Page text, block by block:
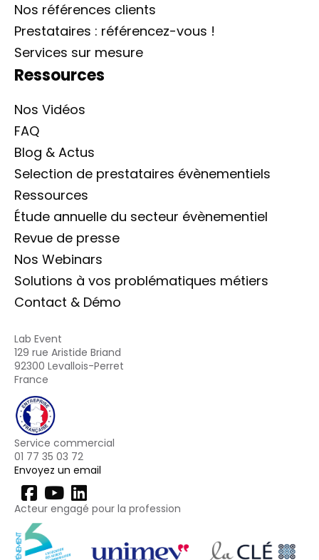
Nos références clients
Prestataires : référencez-vous !
Services sur mesure
Ressources
Nos Vidéos
FAQ
Blog & Actus
Selection de prestataires évènementiels
Ressources
Étude annuelle du secteur évènementiel
Revue de presse
Nos Webinars
Solutions à vos problématiques métiers
Contact & Démo
Lab Event
129 rue Aristide Briand
92300 Levallois-Perret
France
Service commercial
01 77 35 03 72
Envoyez un email
Acteur engagé pour la profession